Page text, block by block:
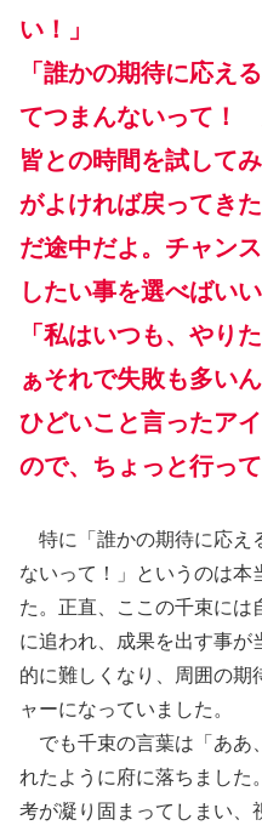
い！」
「誰かの期待に応え
てつまんないって！
皆との時間を試して
がよければ戻ってき
だ途中だよ。チャン
したい事を選べばいい
「私はいつも、やり
ぁそれで失敗も多い
ひどいこと言ったア
ので、ちょっと行って
特に「誰かの期待に応え
ないって！」というのは本
た。正直、ここの千束には
に追われ、成果を出す事が
的に難しくなり、周囲の期
ャーになっていました。
でも千束の言葉は「ああ
れたように府に落ちました
考が凝り固まってしまい、